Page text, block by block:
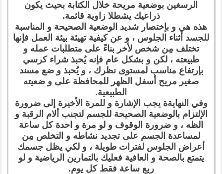
الرسغين بوضعية مريحة خلال الكتابة بحيث يكون
ذراعيك يشطلا زاوية قائمة.
هذه هي و بإختصار شديد الوضعية الصحيحة و المناسبة
للجسد أثناء الجلوس ، و عن كيفية تهيئة بيئة العمل فإنها
تختلف مِن شخص لأخر بناءً على متطلبات عمله و
طبيعته ، لكن و بشكل عام فإنه يُحبذ شراء كرسي
بإرتفاع مناسب لمستوى نظرك ، و يُحبذ و ضع مسند
صغير مريح أسفل الظهر للمحافظة على و ضعيته
الطبيعية.
وفي النهايةة يجب الإشارة و للمرة الأخيرة إلى ضرورة
الإلتزام بالوضعية الصحيحة للجسم لتجنب ألام الرقبة و
الظه ، و ضرورة الوقوف و لو مرة و احدة كل ساعة
لمساعدة الجسم على تجديد نشاطه و التخلص مِن
أعراض الجلوس لفترات طويلة ، و لكي يظل جسمك
يتمتع بالصحة و العافية فعليك بالتمارين الرياضية و لو
ربع ساعة فقط كل يوم.